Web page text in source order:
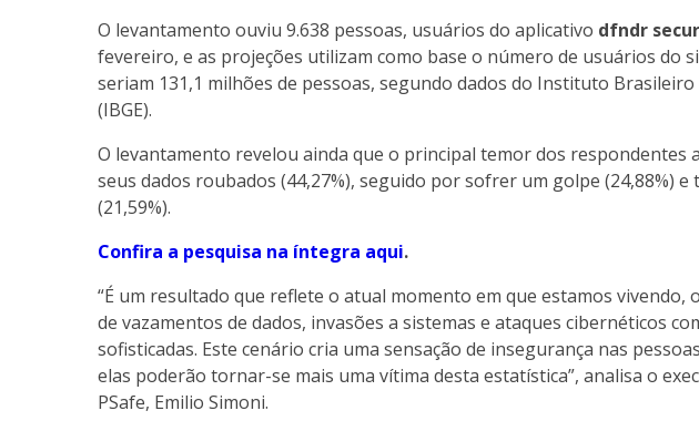
O levantamento ouviu 9.638 pessoas, usuários do aplicativo dfndr
fevereiro, e as projeções utilizam como base o número de usuários do
seriam 131,1 milhões de pessoas, segundo dados do Instituto
(IBGE).
O levantamento revelou ainda que o principal temor dos respondentes
seus dados roubados (44,27%), seguido por sofrer um golpe (24,88%) e
(21,59%).
Confira a pesquisa na íntegra aqui.
“É um resultado que reflete o atual momento em que estamos vivendo,
de vazamentos de dados, invasões a sistemas e ataques cibernéticos
sofisticadas. Este cenário cria uma sensação de insegurança nas
elas poderão tornar-se mais uma vítima desta estatística”, analisa o
PSafe, Emilio Simoni.